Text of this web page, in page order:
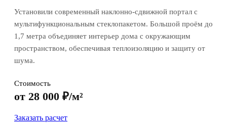
Установили современный наклонно-сдвижной портал с
мультифункциональным стеклопакетом. Большой проём до
1,7 метра объединяет интерьер дома с окружающим
пространством, обеспечивая теплоизоляцию и защиту от
шума.
Стоимость
от 28 000 ₽/м²
Заказать расчет